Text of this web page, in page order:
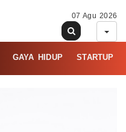
07 Agu 2026
GAYA HIDUP STARTUP